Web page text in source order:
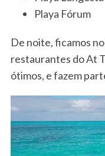
Playa Fórum
De noite, ficamos
restaurantes do At
ótimos, e fazem